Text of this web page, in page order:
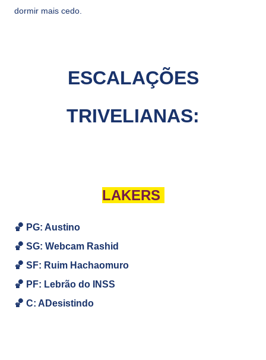
dormir mais cedo.
ESCALAÇÕES
TRIVELIANAS:
LAKERS
🏀 PG: Austino
🏀 SG: Webcam Rashid
🏀 SF: Ruim Hachaomuro
🏀 PF: Lebrão do INSS
🏀 C: ADesistindo